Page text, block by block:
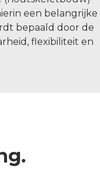
een belangrijke
bepaald door de
flexibiliteit en